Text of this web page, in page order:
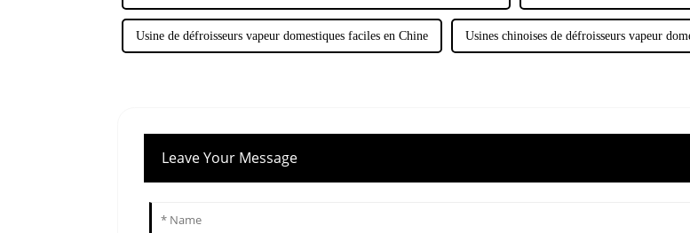
Usine de défroisseurs vapeur domestiques faciles en Chine Usines chinoises de défroisseurs vapeur
Leave Your Message